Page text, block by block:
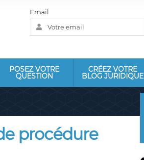
Email
POSEZ VOTRE
QUESTION
CRÉEZ VOTRE
BLOG JURIDIQUE
procédure